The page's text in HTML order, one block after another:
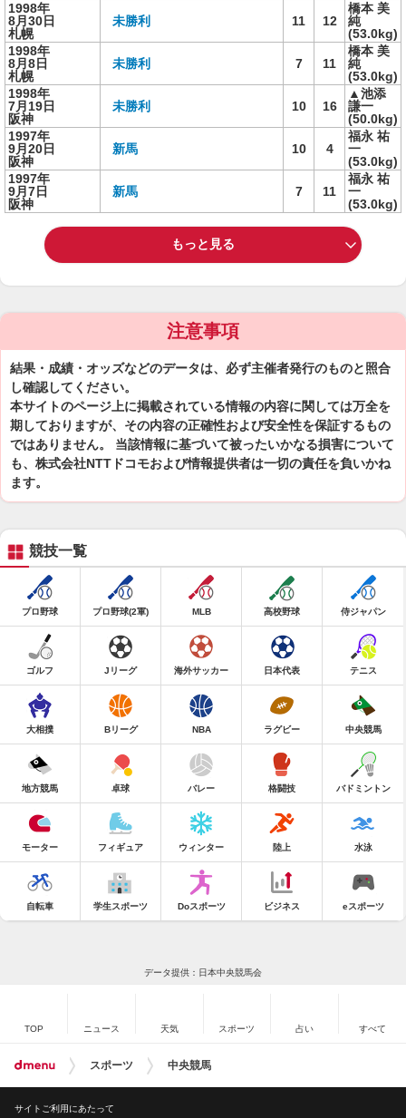
1998年
8月30日
札幌
未勝利 11 12
橋本 美
純
(53.0kg)
1998年
8月8日
札幌
未勝利 7 11
橋本 美
純
(53.0kg)
1998年
7月19日
阪神
未勝利 10 16
▲池添
謙一
(50.0kg)
1997年
9月20日
阪神
新馬 10 4
福永 祐
一
(53.0kg)
1997年
9月7日
阪神
新馬 7 11
福永 祐
一
(53.0kg)
もっと見る
注意事項
結果・成績・オッズなどのデータは、必ず主催者発行のものと照合
し確認してください。
本サイトのページ上に掲載されている情報の内容に関しては万全を
期しておりますが、その内容の正確性および安全性を保証するもの
ではありません。 当該情報に基づいて被ったいかなる損害について
も、株式会社NTTドコモおよび情報提供者は一切の責任を負いかね
ます。
競技一覧
プロ野球 プロ野球(2軍) MLB 高校野球 侍ジャパン
ゴルフ Jリーグ 海外サッカー 日本代表 テニス
大相撲 Bリーグ NBA ラグビー 中央競馬
地方競馬 卓球 バレー 格闘技 バドミントン
モーター フィギュア ウィンター 陸上 水泳
自転車 学生スポーツ Doスポーツ ビジネス eスポーツ
データ提供：日本中央競馬会
TOP ニュース 天気 スポーツ 占い すべて
スポーツ 中央競馬
サイトご利用にあたって